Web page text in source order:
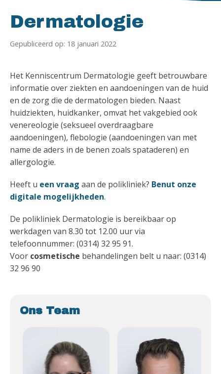
Homepagina
Dermatologie
Gepubliceerd op: 18 januari 2022
Ons Team
Het Kenniscentrum Dermatologie geeft betrouwbare
informatie over ziekten en aandoeningen van de huid
en de zorg die de dermatologen bieden. Naast
huidziekten, huidkanker, omvat het vakgebied ook
venereologie (seksueel overdraagbare
aandoeningen), flebologie (aandoeningen van met
name de aders in de benen zoals spataderen) en
allergologie.
Heeft u een vraag aan de polikliniek? Benut onze
digitale mogelijkheden.
De polikliniek Dermatologie is bereikbaar op
werkdagen van 8.30 tot 12.00 uur via
telefoonnummer: (0314) 32 95 91.
Voor cosmetische behandelingen belt u naar: (0314)
32 96 90